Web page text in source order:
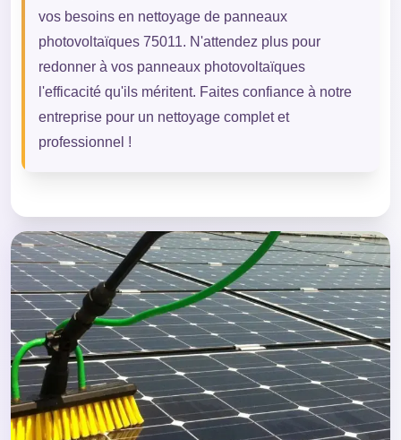
vos besoins en nettoyage de panneaux
photovoltaïques 75011. N'attendez plus pour
redonner à vos panneaux photovoltaïques
l'efficacité qu'ils méritent. Faites confiance à notre
entreprise pour un nettoyage complet et
professionnel !